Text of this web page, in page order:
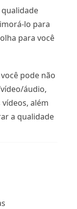
lo para
para você
pode não
áudio,
além
a qualidade